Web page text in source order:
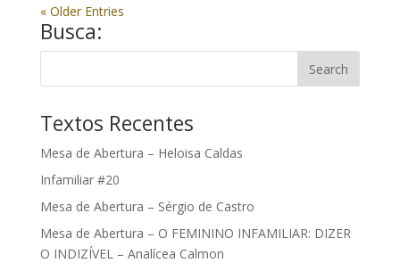
« Older Entries
Busca:
Textos Recentes
Mesa de Abertura – Heloisa Caldas
Infamiliar #20
Mesa de Abertura – Sérgio de Castro
Mesa de Abertura – O FEMININO INFAMILIAR: DIZER
O INDIZÍVEL – Analícea Calmon